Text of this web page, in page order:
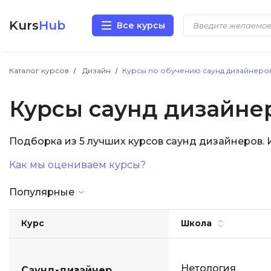
KursHub Все курсы
Каталог курсов Дизайн Курсы по обучению саунд
Курсы саунд
Подборка из 5 лучших курсов саунд
Как мы оцениваем курсы?
Популярные
Курс Школа
Нетология
Разработка
Маркетинг
Аналитика
Иностранные языки